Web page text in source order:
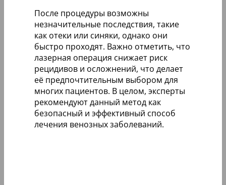
После процедуры возможны
незначительные последствия, такие
как отеки или синяки, однако они
быстро проходят. Важно отметить, что
лазерная операция снижает риск
рецидивов и осложнений, что делает
её предпочтительным выбором для
многих пациентов. В целом, эксперты
рекомендуют данный метод как
безопасный и эффективный способ
лечения венозных заболеваний.